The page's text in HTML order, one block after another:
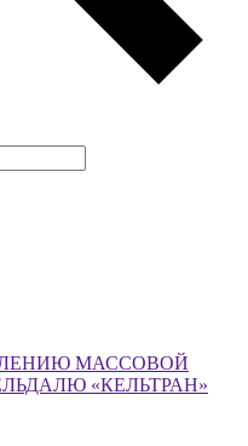
МАССОВОЙ
«КЕЛЬТРАН»